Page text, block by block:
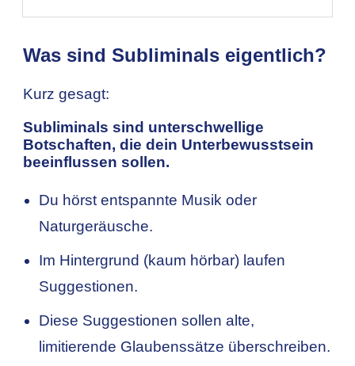
Was sind Subliminals eigentlich?
Kurz gesagt:
Subliminals sind unterschwellige
Botschaften, die dein Unterbewusstsein
beeinflussen sollen.
Du hörst entspannte Musik oder
Naturgeräusche.
Im Hintergrund (kaum hörbar) laufen
Suggestionen.
Diese Suggestionen sollen alte,
limitierende Glaubenssätze überschreiben.